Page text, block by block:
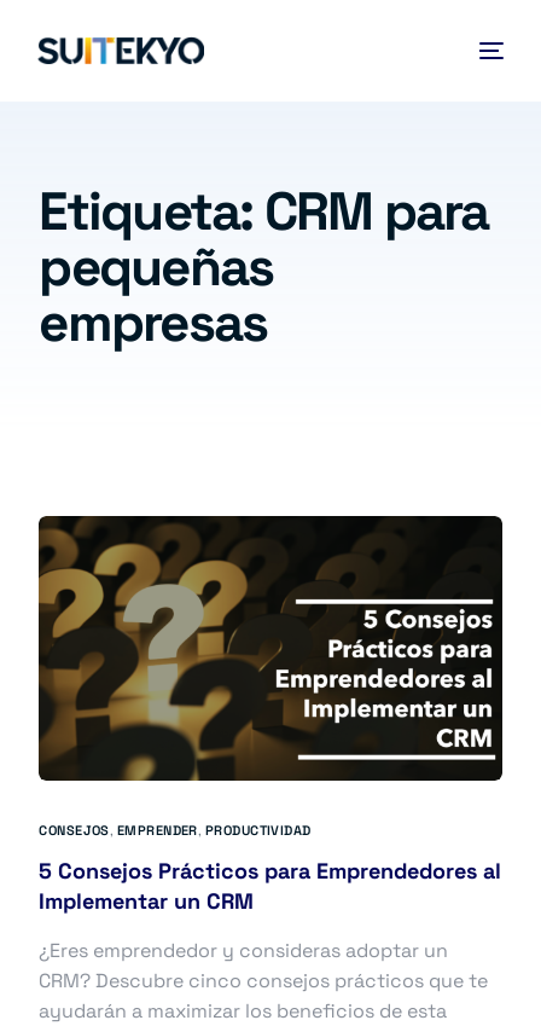
Etiqueta: CRM para
pequeñas
empresas
CONSEJOS, EMPRENDER, PRODUCTIVIDAD
5 Consejos Prácticos para Emprendedores al
Implementar un CRM
¿Eres emprendedor y consideras adoptar un
CRM? Descubre cinco consejos prácticos que te
ayudarán a maximizar los beneficios de esta